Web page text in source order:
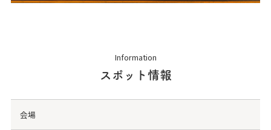
Information
スポット情報
会場